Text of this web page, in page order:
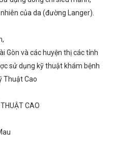
của da (đường Langer).
Gòn và các huyện thị các tỉnh
sử dụng kỹ thuật khám bệnh
Thuật Cao
CAO